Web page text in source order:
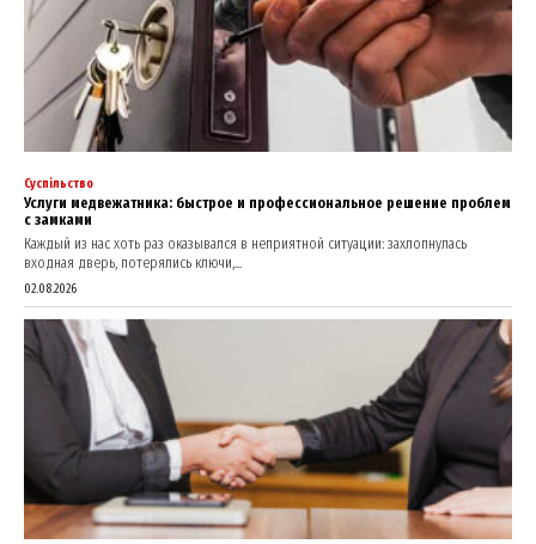
Суспільство
Услуги медвежатника: быстрое и профессиональное решение проблем
с замками
Каждый из нас хоть раз оказывался в неприятной ситуации: захлопнулась
входная дверь, потерялись ключи,...
02.08.2026